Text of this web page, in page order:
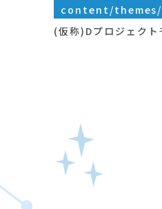
content/
(仮称)Dプロジェクト